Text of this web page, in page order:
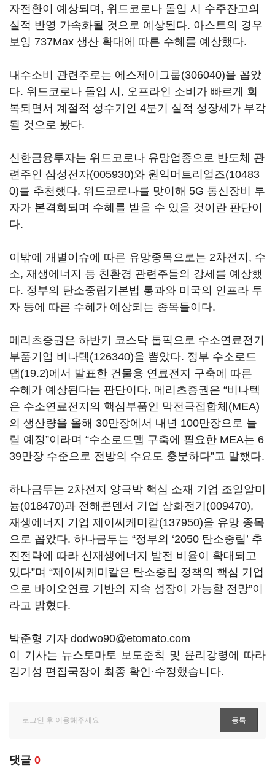
자전환이 예상되며, 위드코로나 돌입 시 수주잔고의
실적 반영 가속화될 것으로 예상된다. 아스트의 경우
보잉 737Max 생산 확대에 따른 수혜를 예상했다.
내수소비 관련주로는 에스제이그룹(306040)을 꼽았
다. 위드코로나 돌입 시, 오프라인 소비가 빠르게 회
복되면서 계절적 성수기인 4분기 실적 성장세가 부각
될 것으로 봤다.
신한금융투자는 위드코로나 유망업종으로 반도체 관
련주인 삼성전자(005930)와 원익머트리얼즈(10483
0)를 추천했다. 위드코로나를 맞이해 5G 통신장비 투
자가 본격화되며 수혜를 받을 수 있을 것이란 판단이
다.
이밖에 개별이슈에 따른 유망종목으로는 2차전지, 수
소, 재생에너지 등 친환경 관련주들의 강세를 예상했
다. 정부의 탄소중립기본법 통과와 미국의 인프라 투
자 등에 따른 수혜가 예상되는 종목들이다.
메리츠증권은 하반기 코스닥 톱픽으로 수소연료전기
부품기업 비나텍(126340)을 뽑았다. 정부 수소로드
맵(19.2)에서 발표한 건물용 연료전지 구축에 따른
수혜가 예상된다는 판단이다. 메리츠증권은 “비나텍
은 수소연료전지의 핵심부품인 막전극접합체(MEA)
의 생산량을 올해 30만장에서 내년 100만장으로 늘
릴 예정”이라며 “수소로드맵 구축에 필요한 MEA는 6
39만장 수준으로 전방의 수요도 충분하다”고 말했다.
하나금투는 2차전지 양극박 핵심 소재 기업 조일알미
늄(018470)과 전해콘덴서 기업 삼화전기(009470),
재생에너지 기업 제이씨케미칼(137950)을 유망 종목
으로 꼽았다. 하나금투는 “정부의 ‘2050 탄소중립’ 추
진전략에 따라 신재생에너지 발전 비율이 확대되고
있다”며 “제이씨케미칼은 탄소중립 정책의 핵심 기업
으로 바이오연료 기반의 지속 성장이 가능할 전망”이
라고 밝혔다.
박준형 기자 dodwo90@etomato.com
이 기사는 뉴스토마토 보도준칙 및 윤리강령에 따라
김기성 편집국장이 최종 확인·수정했습니다.
댓글 0